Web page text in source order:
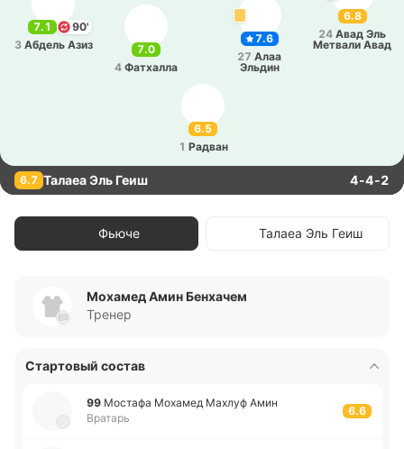
6.5
1 Радван
7.6
27 Алаа
Эльдин
7.0
4 Фа­тха­лла
7.1
90'
3 Абдель Азиз
6.8
24 Авад Эль
Ме­тва­ли Авад
6.7 Талаеа Эль Геиш 4-4-2
Фьюче Талаеа Эль Геиш
Мохамед Амин Бенхачем
Тренер
Стартовый состав
99 Мо­ста­фа Мо­ха­мед Махлуф Амин
Вратарь
6.6